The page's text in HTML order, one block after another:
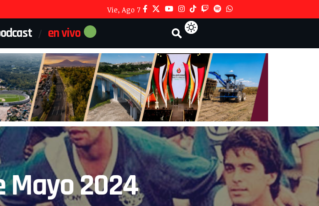
Vie, Ago 7
en vivo
Mayo 2024